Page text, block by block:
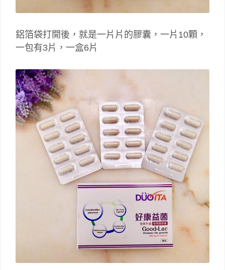
鋁箔袋打開後，就是一片片的膠囊，一片10顆，
一包有3片，一盒6片